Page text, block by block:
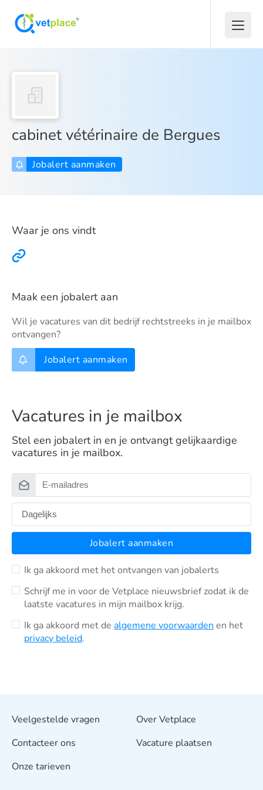
cabinet vétérinaire de Bergues
Jobalert aanmaken
Waar je ons vindt
Maak een jobalert aan
Wil je vacatures van dit bedrijf rechtstreeks in je mailbox
ontvangen?
Jobalert aanmaken
Vacatures in je mailbox
Stel een jobalert in en je ontvangt gelijkaardige
vacatures in je mailbox.
Jobalert aanmaken
Ik ga akkoord met het ontvangen van jobalerts
Schrijf me in voor de Vetplace nieuwsbrief zodat ik de
laatste vacatures in mijn mailbox krijg.
Ik ga akkoord met dealgemene voorwaarden en het
privacy beleid.
Veelgestelde vragen
Contacteer ons
Onze tarieven
Over Vetplace
Vacature plaatsen